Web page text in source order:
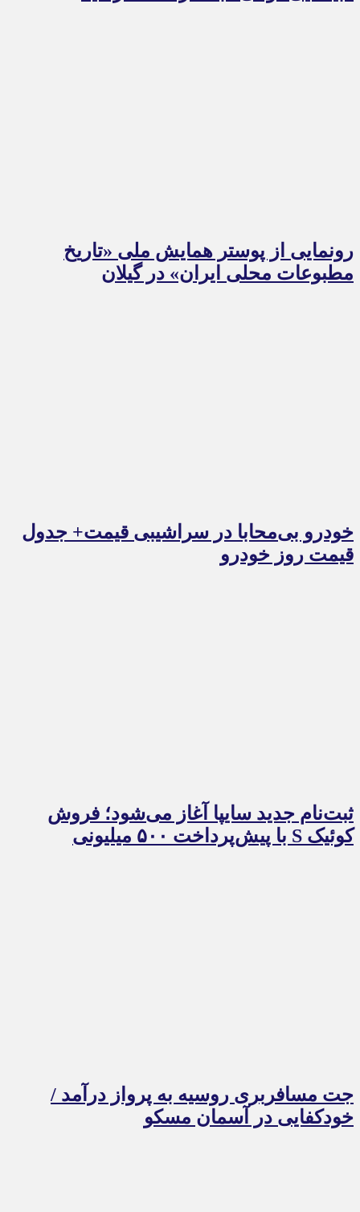
رونمایی از پوستر همایش ملی «تاریخ
مطبوعات محلی ایران» در گیلان
خودرو بی‌محابا در سراشیبی قیمت+ جدول
قیمت روز خودرو
ثبت‌نام جدید سایپا آغاز می‌شود؛ فروش
کوئیک S با پیش‌پرداخت ۵۰۰ میلیونی
جت مسافربری روسیه به پرواز درآمد /
خودکفایی در آسمان مسکو